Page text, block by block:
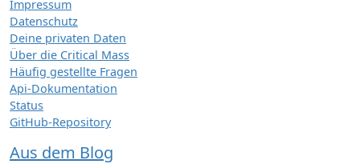
Impressum
Datenschutz
Deine privaten Daten
Über die Critical Mass
Häufig gestellte Fragen
Api-Dokumentation
Status
GitHub-Repository
Aus dem Blog